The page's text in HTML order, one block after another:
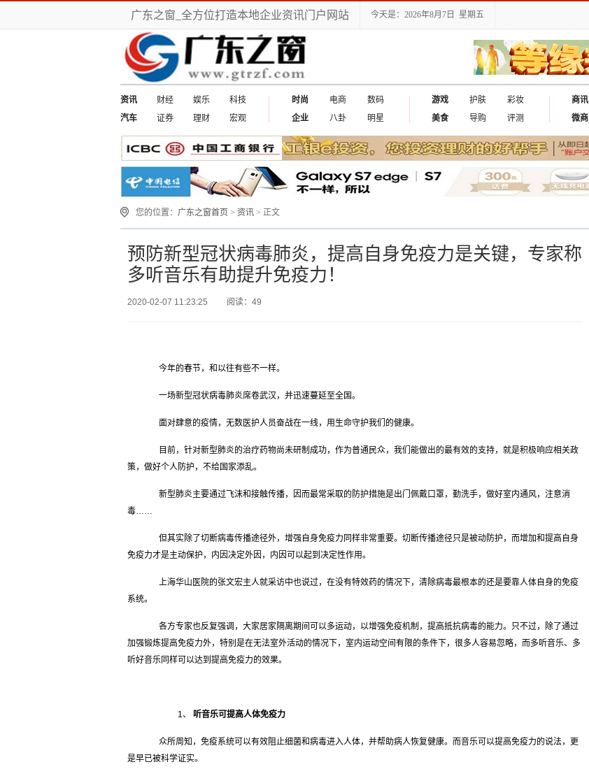
广东之窗_全方位打造本地企业资讯门户网站 今天是：2026年8月7日 星期五
资讯 财经 娱乐
科技
汽车
证券 理财 宏观
时尚 电商
数码
企业
八卦 明星
游戏 护肤
彩妆
美食
导购 评测
商讯
微商
您的位置： 广东之窗首页 > 资讯 > 正文
预防新型冠状病毒肺炎，提高自身免疫力是关键，专家称
多听音乐有助提升免疫力！
2020-02-07 11:23:25 阅读：49
今年的春节，和以往有些不一样。
一场新型冠状病毒肺炎席卷武汉，并迅速蔓延至全国。
面对肆意的疫情，无数医护人员奋战在一线，用生命守护我们的健康。
目前，针对新型肺炎的治疗药物尚未研制成功，作为普通民众，我们能做出的最有效的支持，就是积极响应相关政
策，做好个人防护，不给国家添乱。
新型肺炎主要通过飞沫和接触传播，因而最常采取的防护措施是出门佩戴口罩，勤洗手，做好室内通风，注意消
毒……
但其实除了切断病毒传播途径外，增强自身免疫力同样非常重要。切断传播途径只是被动防护，而增加和提高自身
免疫力才是主动保护，内因决定外因，内因可以起到决定性作用。
上海华山医院的张文宏主人就采访中也说过，在没有特效药的情况下，清除病毒最根本的还是要靠人体自身的免疫
系统。
各方专家也反复强调，大家居家隔离期间可以多运动，以增强免疫机制，提高抵抗病毒的能力。只不过，除了通过
加强锻炼提高免疫力外，特别是在无法室外活动的情况下，室内运动空间有限的条件下，很多人容易忽略，而多听音乐、多
听好音乐同样可以达到提高免疫力的效果。
1、 听音乐可提高人体免疫力
众所周知，免疫系统可以有效阻止细菌和病毒进入人体，并帮助病人恢复健康。而音乐可以提高免疫力的说法，更
是早已被科学证实。